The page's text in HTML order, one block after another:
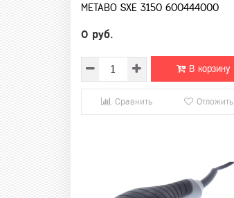
METABO SXE 3150 600444000
0 руб.
В корзину
Сравнить Отложить